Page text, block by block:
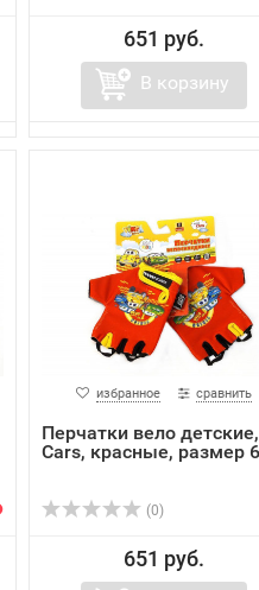
651 руб.
В корзину
избранное сравнить
Перчатки вело детские,
Cars, красные, размер
(0)
651 руб.